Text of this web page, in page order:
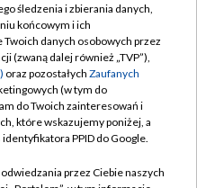
TVP
śledzenia i zbierania danych,
końcowym i ich
danych osobowych przez
(zwaną dalej również „TVP”),
oraz pozostałych Zaufanych
(w tym do
do Twoich zainteresowań i
które wskazujemy poniżej, a
PPID do Google.
przez Ciebie naszych